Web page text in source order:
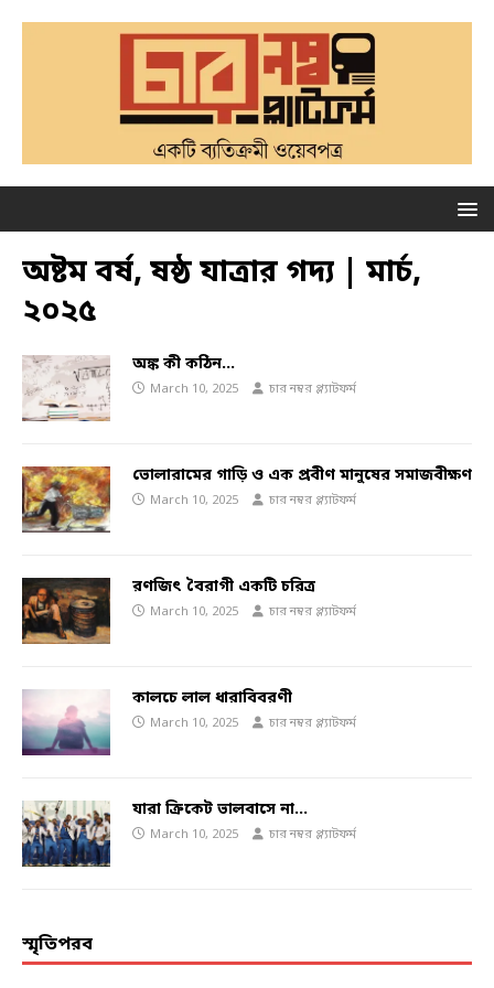
অষ্টম বর্ষ, ষষ্ঠ যাত্রার গদ্য | মার্চ,
২০২৫
অঙ্ক কী কঠিন…
March 10, 2025 চার নম্বর প্ল্যাটফর্ম
ভোলারামের গাড়ি ও এক প্রবীণ মানুষের সমাজবীক্ষণ
March 10, 2025 চার নম্বর প্ল্যাটফর্ম
রণজিৎ বৈরাগী একটি চরিত্র
March 10, 2025 চার নম্বর প্ল্যাটফর্ম
কালচে লাল ধারাবিবরণী
March 10, 2025 চার নম্বর প্ল্যাটফর্ম
যারা ক্রিকেট ভালবাসে না…
March 10, 2025 চার নম্বর প্ল্যাটফর্ম
স্মৃতিপরব